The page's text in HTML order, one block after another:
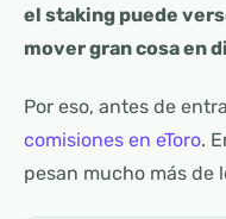
el staking puede
mover gran cosa en
Por eso, antes de
comisiones en eToro.
pesan mucho más de